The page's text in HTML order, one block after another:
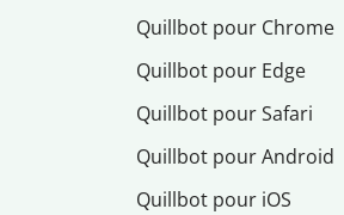
Quillbot pour Chrome
Quillbot pour Edge
Quillbot pour Safari
Quillbot pour Android
Quillbot pour iOS